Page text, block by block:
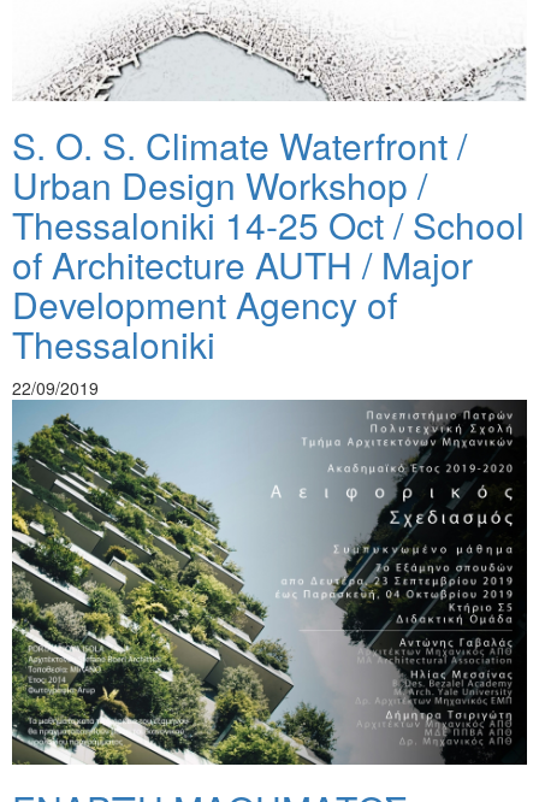
S. O. S. Climate Waterfront /
Urban Design Workshop /
Thessaloniki 14-25 Oct / School
of Architecture AUTH / Major
Development Agency of
Thessaloniki
22/09/2019